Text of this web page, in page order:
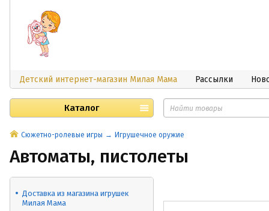
Детский интернет-магазин Милая Мама Рассылки
Каталог
Сюжетно-ролевые игры Игрушечное оружие
Автоматы, пистолеты
Доставка из магазина игрушек
Милая Мама